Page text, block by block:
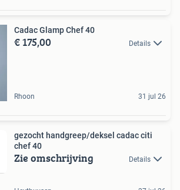
Cadac Glamp Chef 40
€ 175,00 Details
Rhoon 31 jul 26
gezocht handgreep/deksel cadac citi
chef 40
Zie omschrijving Details